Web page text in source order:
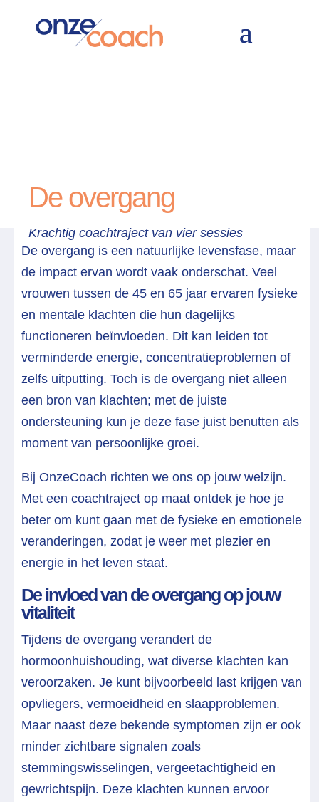
De overgang
Krachtig coachtraject van vier sessies
De overgang is een natuurlijke levensfase, maar
de impact ervan wordt vaak onderschat. Veel
vrouwen tussen de 45 en 65 jaar ervaren fysieke
en mentale klachten die hun dagelijks
functioneren beïnvloeden. Dit kan leiden tot
verminderde energie, concentratieproblemen of
zelfs uitputting. Toch is de overgang niet alleen
een bron van klachten; met de juiste
ondersteuning kun je deze fase juist benutten als
moment van persoonlijke groei.
Bij OnzeCoach richten we ons op jouw welzijn.
Met een coachtraject op maat ontdek je hoe je
beter om kunt gaan met de fysieke en emotionele
veranderingen, zodat je weer met plezier en
energie in het leven staat.
De invloed van de overgang op jouw
vitaliteit
Tijdens de overgang verandert de
hormoonhuishouding, wat diverse klachten kan
veroorzaken. Je kunt bijvoorbeeld last krijgen van
opvliegers, vermoeidheid en slaapproblemen.
Maar naast deze bekende symptomen zijn er ook
minder zichtbare signalen zoals
stemmingswisselingen, vergeetachtigheid en
gewrichtspijn. Deze klachten kunnen ervoor